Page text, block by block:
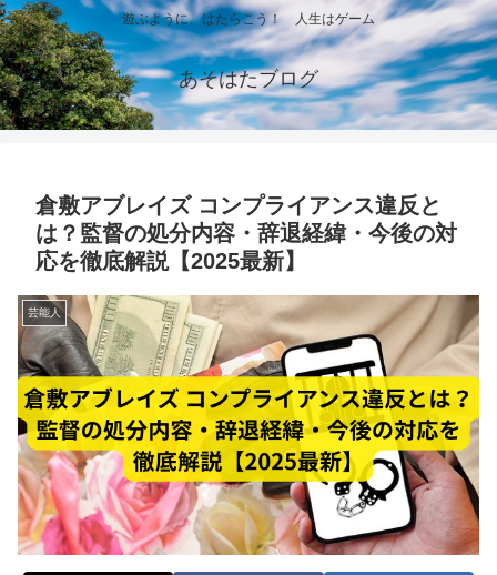
遊ぶように、はたらこう！ 人生はゲーム
あそはたブログ
倉敷アブレイズ コンプライアンス違反と
は？監督の処分内容・辞退経緯・今後の対
応を徹底解説【2025最新】
芸能人